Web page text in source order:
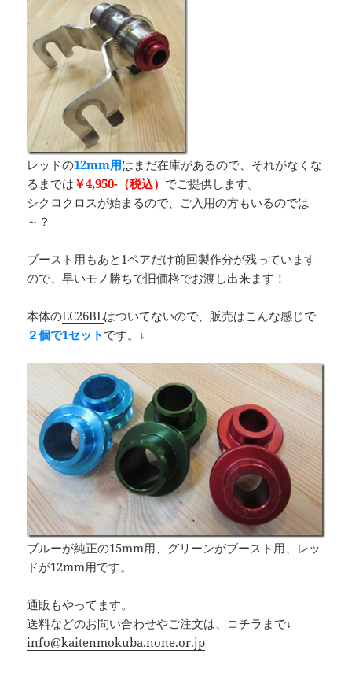
レッドの12mm用はまだ在庫があるので、それがなくな
るまでは ￥4,950-（税込） でご提供します。
シクロクロスが始まるので、ご入用の方もいるのでは
～？
ブースト用もあと1ペアだけ前回製作分が残っています
ので、早いモノ勝ちで旧価格でお渡し出来ます！
本体のEC26BLはついてないので、販売はこんな感じで
２個で1セット です。↓
ブルーが純正の15mm用、グリーンがブースト用、レッ
ドが12mm用です。
通販もやってます。
送料などのお問い合わせやご注文は、コチラまで↓
info@kaitenmokuba.none.or.jp